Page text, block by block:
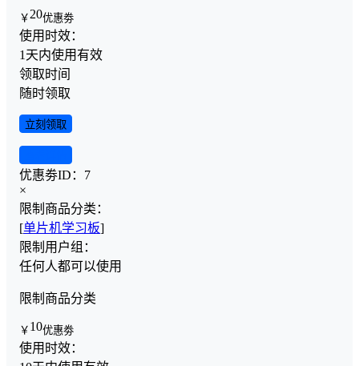
￥ 20优惠劵
使用时效：
1天内使用有效
领取时间
随时领取
立刻领取
优惠劵ID： 7
×
限制商品分类：
[单片机学习板]
限制用户组：
任何人都可以使用
限制商品分类
￥ 10优惠劵
使用时效：